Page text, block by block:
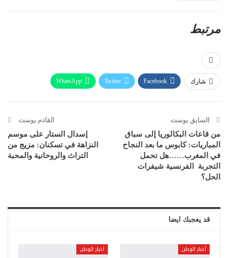
مرتبط
شارك Facebook
Twitter
WhatsApp
البريد الإلكتروني
السابق بوست
من قاعات البكالوريا إلى سباق
المباريات: كابوس ما بعد النجاح
في المغرب……هل تحمل
التجربة الفرنسية شيفرات
الحل؟
القادم بوست
إسدال الستار على موسم
النزاهة في تسكنان: مزيج من
التراث والروحانية والمحبة
قد يعجبك ايضا
أخبار الوطن أخبار الوطن